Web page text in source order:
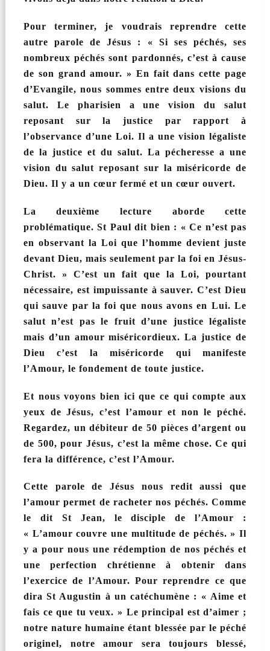
Pour terminer, je voudrais reprendre cette
autre parole de Jésus : « Si ses péchés, ses
nombreux péchés sont pardonnés, c’est à cause
de son grand amour. » En fait dans cette page
d’Evangile, nous sommes entre deux visions du
salut. Le pharisien a une vision du salut
reposant sur la justice par rapport à
l’observance d’une Loi. Il a une vision légaliste
de la justice et du salut. La pécheresse a une
vision du salut reposant sur la miséricorde de
Dieu. Il y a un cœur fermé et un cœur ouvert.
La deuxième lecture aborde cette
problématique. St Paul dit bien : « Ce n’est pas
en observant la Loi que l’homme devient juste
devant Dieu, mais seulement par la foi en Jésus-
Christ. » C’est un fait que la Loi, pourtant
nécessaire, est impuissante à sauver. C’est Dieu
qui sauve par la foi que nous avons en Lui. Le
salut n’est pas le fruit d’une justice légaliste
mais d’un amour miséricordieux. La justice de
Dieu c’est la miséricorde qui manifeste
l’Amour, le fondement de toute justice.
Et nous voyons bien ici que ce qui compte aux
yeux de Jésus, c’est l’amour et non le péché.
Regardez, un débiteur de 50 pièces d’argent ou
de 500, pour Jésus, c’est la même chose. Ce qui
fera la différence, c’est l’Amour.
Cette parole de Jésus nous redit aussi que
l’amour permet de racheter nos péchés. Comme
le dit St Jean, le disciple de l’Amour :
« L’amour couvre une multitude de péchés. » Il
y a pour nous une rédemption de nos péchés et
une perfection chrétienne à obtenir dans
l’exercice de l’Amour. Pour reprendre ce que
dira St Augustin à un catéchumène : « Aime et
fais ce que tu veux. » Le principal est d’aimer ;
notre nature humaine étant blessée par le péché
originel, notre amour sera toujours blessé,